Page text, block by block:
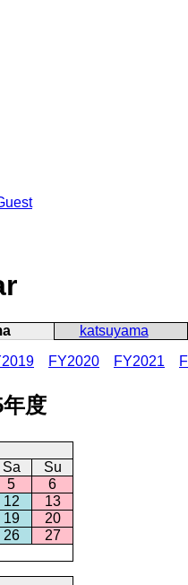
katsuyama
FY2020 FY2021
度
Sa
Su
5
6
12
13
19
20
26
27